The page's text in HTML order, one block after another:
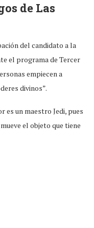
de Las
del candidato a la
el programa de Tercer
empiecen a
divinos”.
es un maestro Jedi, pues
el objeto que tiene